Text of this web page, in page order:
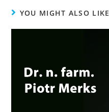
YOU MIGHT ALSO LIKE